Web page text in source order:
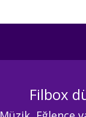
Filbox